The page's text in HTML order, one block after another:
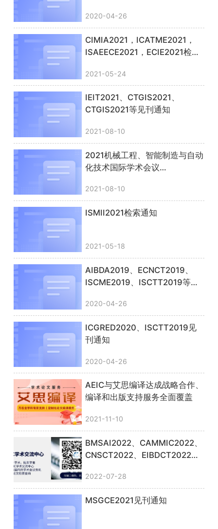
2020-04-26
CIMIA2021，ICATME2021，
ISAEECE2021，ECIE2021检索
2021-05-24
IEIT2021、CTGIS2021、
CTGIS2021等见刊通知
2021-08-10
2021机械工程、智能制造与自动
化技术国际学术会议
2021-08-10
ISMII2021检索通知
2021-05-18
AIBDA2019、ECNCT2019、
ISCME2019、ISCTT2019等见
2020-04-26
ICGRED2020、ISCTT2019见
刊通知
2020-04-26
AEIC与艾思编译达成战略合作、
编译和出版支持服务全面覆盖
2021-11-10
BMSAI2022、CAMMIC2022、
CNSCT2022、EIBDCT2022检
2022-07-28
MSGCE2021见刊通知